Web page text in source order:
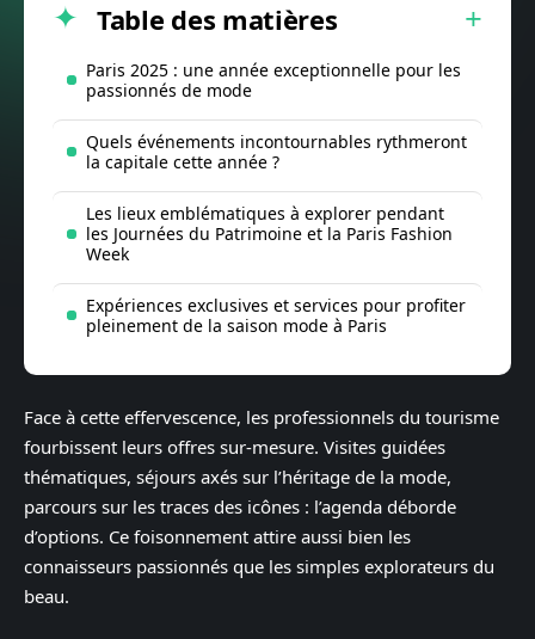
Table des matières
Paris 2025 : une année exceptionnelle pour les
passionnés de mode
Quels événements incontournables rythmeront
la capitale cette année ?
Les lieux emblématiques à explorer pendant
les Journées du Patrimoine et la Paris Fashion
Week
Expériences exclusives et services pour profiter
pleinement de la saison mode à Paris
Face à cette effervescence, les professionnels du tourisme
fourbissent leurs offres sur-mesure. Visites guidées
thématiques, séjours axés sur l’héritage de la mode,
parcours sur les traces des icônes : l’agenda déborde
d’options. Ce foisonnement attire aussi bien les
connaisseurs passionnés que les simples explorateurs du
beau.